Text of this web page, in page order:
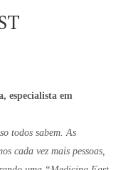
especialista em
todos sabem. As
cada vez mais pessoas,